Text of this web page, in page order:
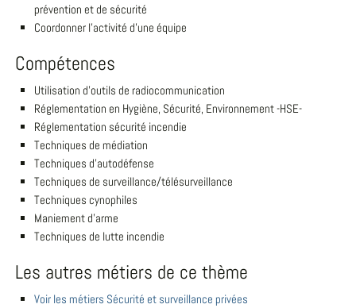
prévention et de sécurité
Coordonner l'activité d'une équipe
Compétences
Utilisation d'outils de radiocommunication
Réglementation en Hygiène, Sécurité, Environnement -HSE-
Réglementation sécurité incendie
Techniques de médiation
Techniques d'autodéfense
Techniques de surveillance/télésurveillance
Techniques cynophiles
Maniement d'arme
Techniques de lutte incendie
Les autres métiers de ce thème
Voir les métiers Sécurité et surveillance privées